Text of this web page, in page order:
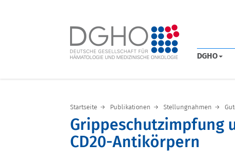
DGHO
Startseite Publikationen Stellungnahmen
Grippeschutzimpfung
CD20-Antikörpern